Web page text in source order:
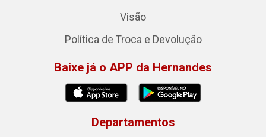
Visão
Política de Troca e Devolução
Baixe já o APP da Hernandes
Departamentos